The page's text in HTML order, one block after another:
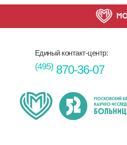
Единый контакт-центр:
(495)870-36-07